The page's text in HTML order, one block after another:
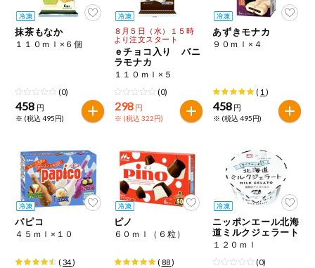
今週のお買い
得
今週の新登場
複数注文でお
トク
ポイントがも
らえる！
お弁当用商品
抹茶もなか
１１０ｍｌ×６個
(0)
458 円
※ (税込 495円)
８月５日（水）１５時
より注文スタート
ｅチョコ入り バニ
ラモナカ
１１０ｍｌ×５
(0)
298 円
※ (税込 322円)
あずきモナカ
９０ｍｌ×４
( 1 )
458 円
※ (税込 495円)
パピコ
４５ｍｌ×１０
(34)
ピノ
６０ｍｌ（６粒）
( 88)
ニッポンエール北海
道ミルクジェラート
１２０ｍｌ
(0)